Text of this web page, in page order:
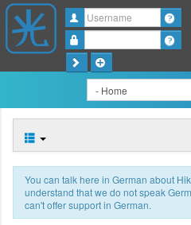
Username
You can talk here in German about
understand that we do not speak
can't offer support in German.